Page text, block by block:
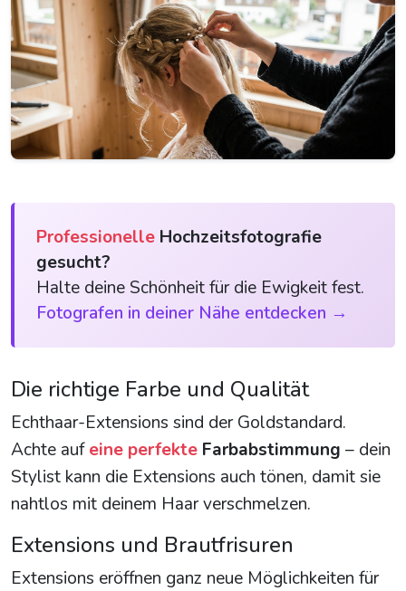
Professionelle Hochzeitsfotografie
gesucht?
Halte deine Schönheit für die Ewigkeit fest.
Fotografen in deiner Nähe entdecken →
Die richtige Farbe und Qualität
Echthaar-Extensions sind der Goldstandard.
Achte aufeine perfekte Farbabstimmung – dein
Stylist kann die Extensions auch tönen, damit sie
nahtlos mit deinem Haar verschmelzen.
Extensions und Brautfrisuren
Extensions eröffnen ganz neue Möglichkeiten für